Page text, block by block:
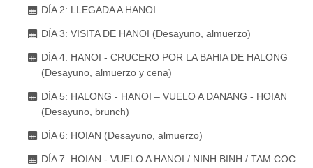
DÍA 2: LLEGADA A HANOI
DÍA 3: VISITA DE HANOI (Desayuno, almuerzo)
DÍA 4: HANOI - CRUCERO POR LA BAHIA DE HALONG
(Desayuno, almuerzo y cena)
DÍA 5: HALONG - HANOI – VUELO A DANANG - HOIAN
(Desayuno, brunch)
DÍA 6: HOIAN (Desayuno, almuerzo)
DÍA 7: HOIAN - VUELO A HANOI / NINH BINH / TAM COC